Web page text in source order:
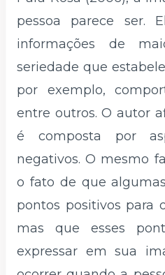
pessoa parece ser.
informações de
seriedade que
por exemplo,
entre outros. O autor
é composta por
negativos. O mesmo
o fato de que
pontos positivos para
mas que esses
expressar em sua